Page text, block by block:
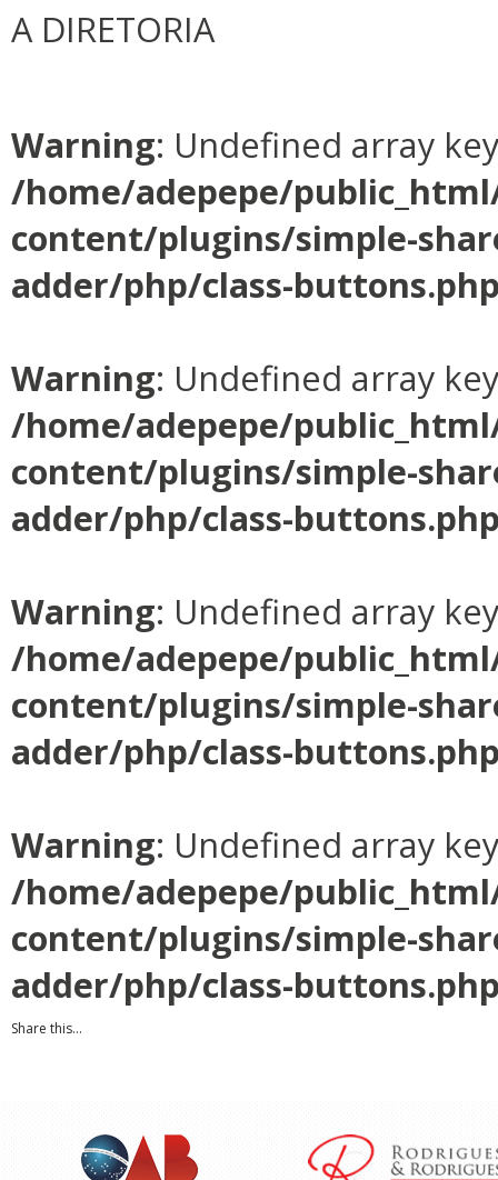
A DIRETORIA
Warning: Undefined array
/home/adepepe/
content/plugins/simple-
adder/php/class-
Warning: Undefined array
/home/adepepe/
content/plugins/simple-
adder/php/class-
Warning: Undefined array
/home/adepepe/
content/plugins/simple-
adder/php/class-
Warning: Undefined array
/home/adepepe/
content/plugins/simple-
adder/php/class-
Share this...